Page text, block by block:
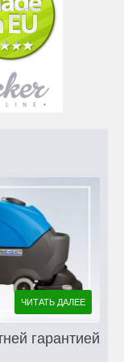
ЧИТАТЬ ДАЛЕЕ
гарантией